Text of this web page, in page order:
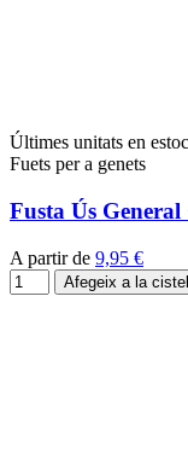
Últimes unitats en estoc
Fuets per a genets
Fusta Ús
A partir de 9,95 €
Afegeix a la